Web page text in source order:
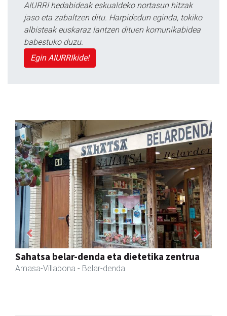
AIURRI hedabideak eskualdeko nortasun hitzak
jaso eta zabaltzen ditu. Harpidedun eginda, tokiko
albisteak euskaraz lantzen dituen komunikabidea
babestuko duzu.
Egin AIURRIkide!
Erniobea BHI
Amasa-Villabona - Hezkuntza
Previous Next